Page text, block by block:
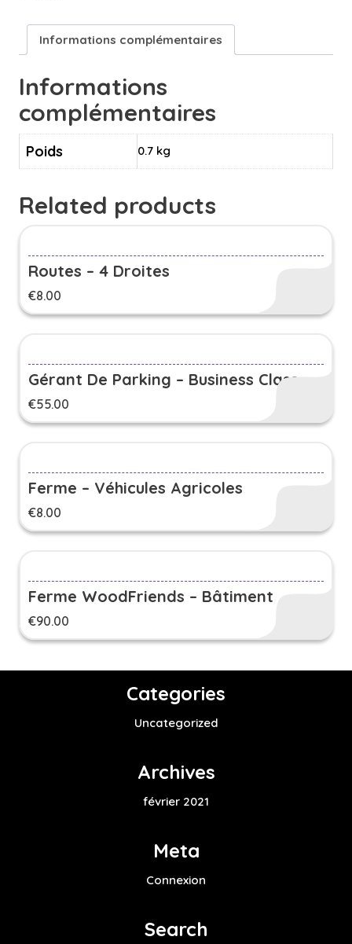
Informations complémentaires
Informations
complémentaires
Poids 0.7 kg
Related products
Routes – 4 Droites
€8.00
Gérant De Parking – Business Class
€55.00
Ferme – Véhicules Agricoles
€8.00
Ferme WoodFriends – Bâtiment
€90.00
Categories
Uncategorized
Archives
février 2021
Meta
Connexion
Search